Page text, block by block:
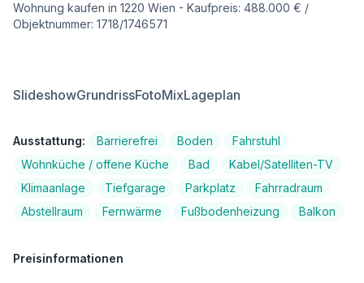
Wohnung kaufen in 1220 Wien - Kaufpreis: 488.000 € /
Objektnummer: 1718/1746571
SlideshowGrundrissFotoMixLageplan
Ausstattung: Barrierefrei Boden
Fahrstuhl
Wohnküche / offene Küche
Bad
Kabel/Satelliten-TV
Klimaanlage
Tiefgarage Parkplatz
Fahrradraum
Abstellraum
Fernwärme Fußbodenheizung Balkon
Preisinformationen